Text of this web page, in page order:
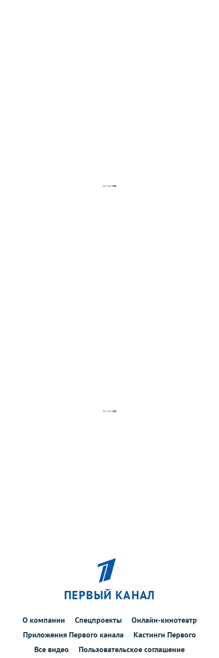
ПЕРВЫЙ КАНАЛ
О компании Спецпроекты
Онлайн-кинотеатр
Приложения Первого канала
Кастинги Первого
Все видео
Пользовательское соглашение